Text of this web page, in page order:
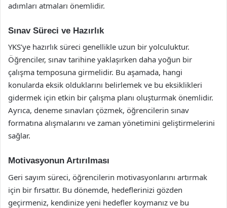
adımları atmaları önemlidir.
Sınav Süreci ve Hazırlık
YKS’ye hazırlık süreci genellikle uzun bir yolculuktur.
Öğrenciler, sınav tarihine yaklaşırken daha yoğun bir
çalışma temposuna girmelidir. Bu aşamada, hangi
konularda eksik olduklarını belirlemek ve bu eksiklikleri
gidermek için etkin bir çalışma planı oluşturmak önemlidir.
Ayrıca, deneme sınavları çözmek, öğrencilerin sınav
formatına alışmalarını ve zaman yönetimini geliştirmelerini
sağlar.
Motivasyonun Artırılması
Geri sayım süreci, öğrencilerin motivasyonlarını artırmak
için bir fırsattır. Bu dönemde, hedeflerinizi gözden
geçirmeniz, kendinize yeni hedefler koymanız ve bu